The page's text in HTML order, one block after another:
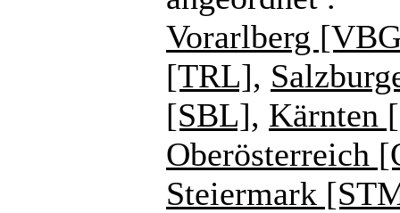
Vorarlberg
[TRL],
[SBL], Kärnten
Oberösterreich
Steiermark